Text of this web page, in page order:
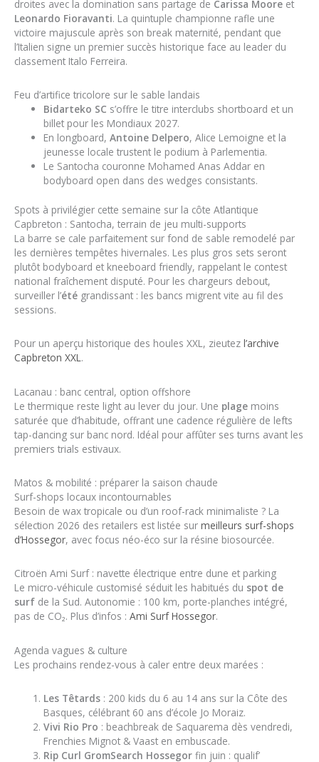
droites avec la domination sans partage de Carissa Moore et
Leonardo Fioravanti. La quintuple championne rafle une
victoire majuscule après son break maternité, pendant que
l’Italien signe un premier succès historique face au leader du
classement Italo Ferreira.
Feu d’artifice tricolore sur le sable landais
Bidarteko SC s’offre le titre interclubs shortboard et un
billet pour les Mondiaux 2027.
En longboard,Antoine Delpero, Alice Lemoigne et la
jeunesse locale trustent le podium à Parlementia.
Le Santocha couronne Mohamed Anas Addar en
bodyboard open dans des wedges consistants.
Spots à privilégier cette semaine sur la côte Atlantique
Capbreton : Santocha, terrain de jeu multi-supports
La barre se cale parfaitement sur fond de sable remodelé par
les dernières tempêtes hivernales. Les plus gros sets seront
plutôt bodyboard et kneeboard friendly, rappelant le contest
national fraîchement disputé. Pour les chargeurs debout,
surveiller l’été grandissant : les bancs migrent vite au fil des
sessions.
Pour un aperçu historique des houles XXL, zieutez l’archive
Capbreton XXL.
Lacanau : banc central, option offshore
Le thermique reste light au lever du jour. Une plage moins
saturée que d’habitude, offrant une cadence régulière de lefts
tap-dancing sur banc nord. Idéal pour affûter ses turns avant les
premiers trials estivaux.
Matos & mobilité : préparer la saison chaude
Surf-shops locaux incontournables
Besoin de wax tropicale ou d’un roof-rack minimaliste ? La
sélection 2026 des retailers est listée sur meilleurs surf-shops
d’Hossegor, avec focus néo-éco sur la résine biosourcée.
Citroën Ami Surf : navette électrique entre dune et parking
Le micro-véhicule customisé séduit les habitués du spot de
surf de la Sud. Autonomie : 100 km, porte-planches intégré,
pas de CO₂. Plus d’infos : Ami Surf Hossegor.
Agenda vagues & culture
Les prochains rendez-vous à caler entre deux marées :
Les Têtards : 200 kids du 6 au 14 ans sur la Côte des
Basques, célébrant 60 ans d’école Jo Moraiz.
Vivi Rio Pro : beachbreak de Saquarema dès vendredi,
Frenchies Mignot & Vaast en embuscade.
Rip Curl GromSearch Hossegor fin juin : qualif’